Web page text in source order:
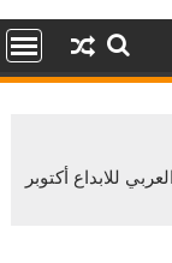
للابداع أكتوبر